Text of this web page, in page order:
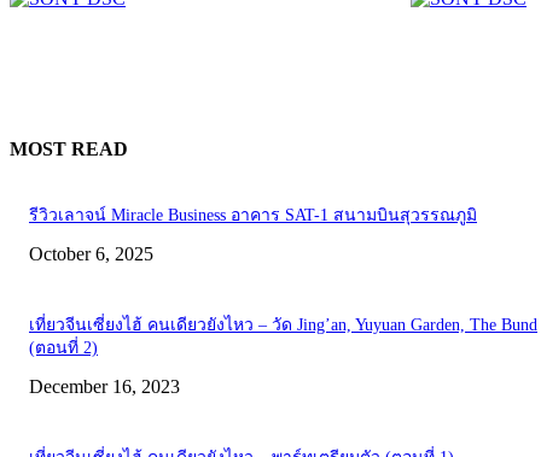
MOST READ
รีวิวเลาจน์ Miracle Business อาคาร SAT-1 สนามบินสุวรรณภูมิ
October 6, 2025
เที่ยวจีนเซี่ยงไฮ้ คนเดียวยังไหว – วัด Jing’an, Yuyuan Garden, The Bund
(ตอนที่ 2)
December 16, 2023